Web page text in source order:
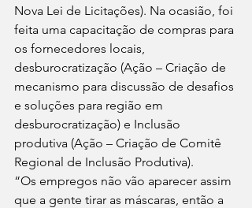
Nova Lei de Licitações). Na ocasião, foi
feita uma capacitação de compras para
os fornecedores locais,
desburocratização (Ação – Criação de
mecanismo para discussão de desafios
e soluções para região em
desburocratização) e Inclusão
produtiva (Ação – Criação de Comitê
Regional de Inclusão Produtiva).
“Os empregos não vão aparecer assim
que a gente tirar as máscaras, então a